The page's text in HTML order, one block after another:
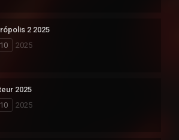
2 2025
10
2025
2025
10
2025